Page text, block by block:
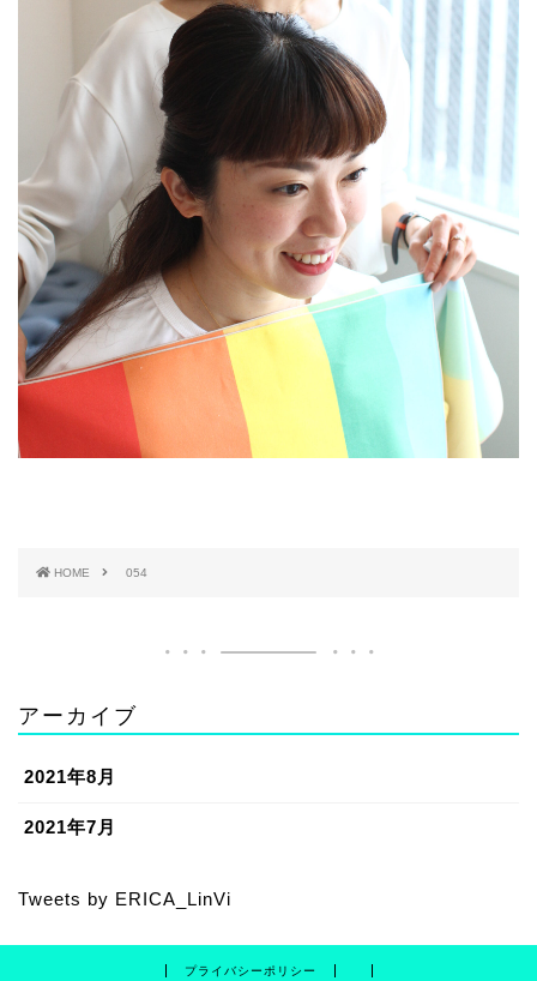
HOME 054
アーカイブ
2021年8月
2021年7月
Tweets by ERICA_LinVi
プライバシーポリシー